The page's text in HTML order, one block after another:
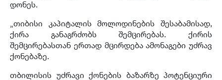
დონეს.
„თიბისი კაპიტალის მოლოდინების შესაბამისად,
ქირა განაგრძობს შემცირებას. ქირის
შემცირებასთან ერთად მცირდება ამონაგები უძრავ
ქონებაზე.
თბილისის უძრავი ქონების ბაზარზე პოტენციური